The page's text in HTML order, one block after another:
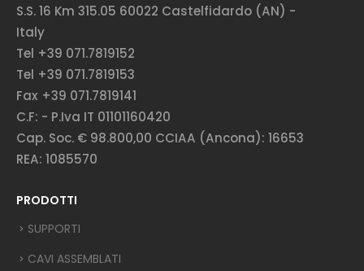
S.S. 16 Km 315.05 60022 Castelfidardo (AN) -
Italy
Tel +39 071.7819152
Tel +39 071.7819153
Fax +39 071.7819141
C.F: - P.Iva IT 01101160420
Cap. Soc. € 98.800,00 CCIAA (Ancona): 16653
REA: 1085570
PRODOTTI
SUPPORTI
CAVI ASSEMBLATI